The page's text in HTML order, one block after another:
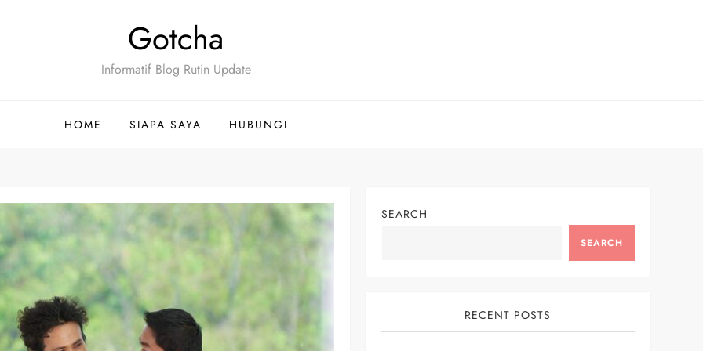
Gotcha
Informatif Blog Rutin Update
HOME SIAPA SAYA HUBUNGI
SEARCH
SEARCH
RECENT POSTS